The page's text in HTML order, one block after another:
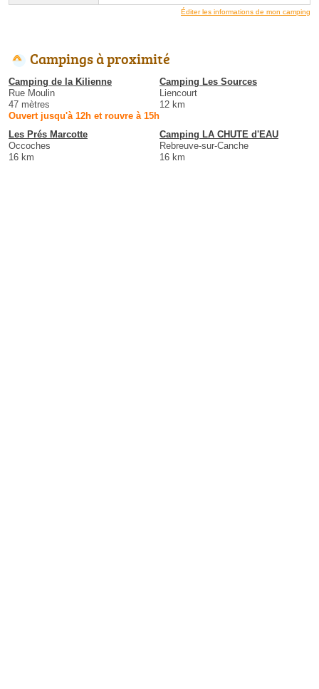
Éditer les informations de mon camping
Campings à proximité
Camping de la Kilienne
Rue Moulin
47 mètres
Ouvert jusqu'à 12h et rouvre à 15h
Camping Les Sources
Liencourt
12 km
Les Prés Marcotte
Occoches
16 km
Camping LA CHUTE d'EAU
Rebreuve-sur-Canche
16 km